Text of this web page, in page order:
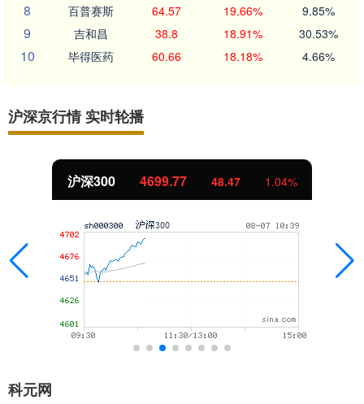
8 百普赛斯 64.57 19.66% 9.85%
9 吉和昌 38.8 18.91% 30.53%
10 毕得医药 60.66 18.18% 4.66%
沪深京行情 实时轮播
北证50 1124.64 1.76
科元网